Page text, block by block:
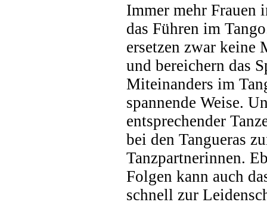
Immer mehr Frauen
das Führen im
ersetzen zwar keine
und bereichern das
Miteinanders im
spannende Weise.
entsprechender
bei den Tangueras
Tanzpartnerinnen.
Folgen kann auch
schnell zur